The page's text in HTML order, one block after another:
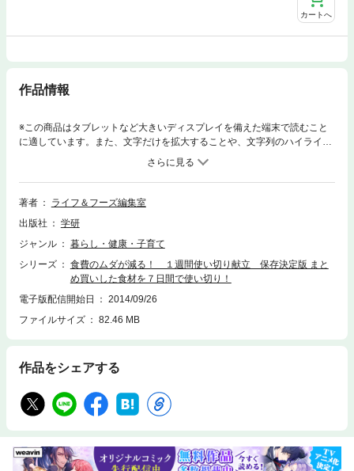
カートへ
作品情報
※この商品はタブレットなど大きいディスプレイを備えた端末で読むこと
に適しています。また、文字だけを拡大することや、文字列のハイライ
ト、検索、辞書の参照、引用などの機能が使用できません。２０１２年～
２０１３年に出版された『１週間３０００円使い切り献立』シリーズのな
かから人気の高かったレシピを再録。３０００円台の予算で購入した食材
をムダなく使い切れる７日分の夕食レシピを多数紹介。本のとおりにマネ
著者
ライフ＆フーズ編集室
出版社
学研
ジャンル
暮らし・健康・子育て
シリーズ
食費のムダが減る！ １週間使い切り献立 保存決定版 まと
め買いした食材を７日間で使い切り！
電子版配信開始日
2014/09/26
ファイルサイズ
82.46 MB
作品をシェアする